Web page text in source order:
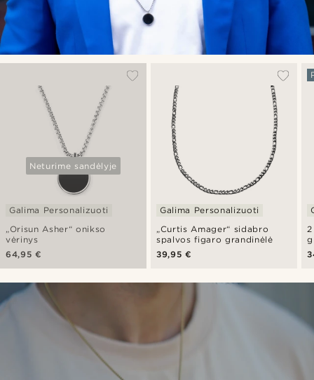
Neturime sandėlyje
„Orisun Asher“ onikso
vėrinys
Galima Personalizuoti
64,95 €
„Curtis Amager“ sidabro
spalvos figaro grandinėlė
Galima Personalizuoti
39,95 €